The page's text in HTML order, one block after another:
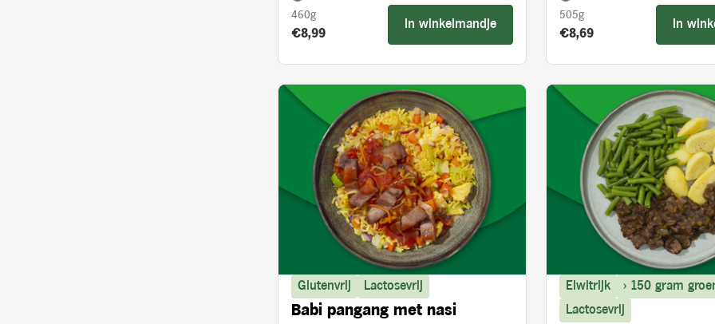
460g
Product prijs:
€8,99
In winkelmandje
505g
Product prijs:
€8,69
In
Glutenvrij Lactosevrij
Babi pangang met nasi
Eiwitrijk
> 150 gram
Lactosevrij